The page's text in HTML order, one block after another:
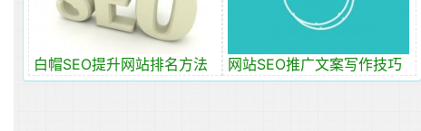
白帽SEO提升网站排名方法
分享
网站SEO推广文案写作技巧